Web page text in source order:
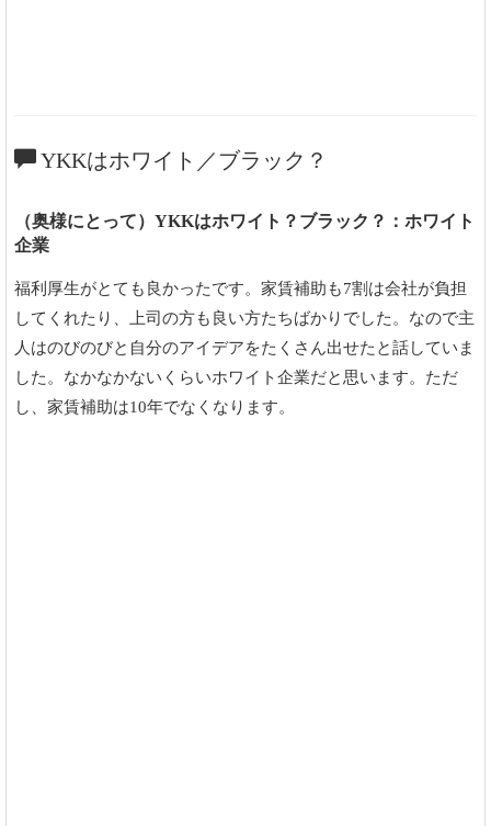
YKKはホワイト／ブラック？
（奥様にとって）YKKはホワイト？ブラック？：ホワイト
企業
福利厚生がとても良かったです。家賃補助も7割は会社が負担
してくれたり、上司の方も良い方たちばかりでした。なので主
人はのびのびと自分のアイデアをたくさん出せたと話していま
した。なかなかないくらいホワイト企業だと思います。ただ
し、家賃補助は10年でなくなります。